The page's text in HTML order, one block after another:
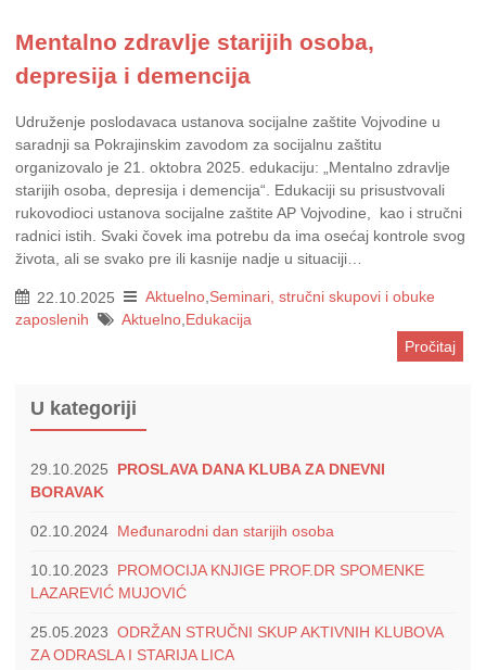
U kategoriji
29.10.2025
PROSLAVA DANA KLUBA ZA DNEVNI
BORAVAK
02.10.2024 Međunarodni dan starijih osoba
10.10.2023
PROMOCIJA KNJIGE PROF.DR SPOMENKE
LAZAREVIĆ MUJOVIĆ
25.05.2023 ODRŽAN STRUČNI SKUP AKTIVNIH KLUBOVA
ZA ODRASLA I STARIJA LICA
Mentalno zdravlje starijih osoba,
depresija i demencija
Udruženje poslodavaca ustanova socijalne zaštite Vojvodine u
saradnji sa Pokrajinskim zavodom za socijalnu zaštitu
organizovalo je 21. oktobra 2025. edukaciju: „Mentalno zdravlje
starijih osoba, depresija i demencija“. Edukaciji su prisustvovali
rukovodioci ustanova socijalne zaštite AP Vojvodine, kao i stručni
radnici istih. Svaki čovek ima potrebu da ima osećaj kontrole svog
života, ali se svako pre ili kasnije nadje u situaciji…
22.10.2025 Aktuelno,Seminari, stručni skupovi i obuke
zaposlenih
Aktuelno,Edukacija
Pročitaj